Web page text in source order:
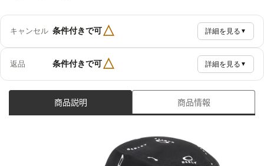
キャンセル 条件付きで可△ 詳細を見る ▼
返品 条件付きで可△ 詳細を見る ▼
商品説明 商品情報